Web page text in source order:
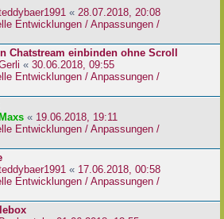
« 28.07.2018, 20:08
Entwicklungen / Anpassungen /
Chatstream einbinden ohne Scroll
« 30.06.2018, 09:55
Entwicklungen / Anpassungen /
Maxs « 19.06.2018, 19:11
Entwicklungen / Anpassungen /
« 17.06.2018, 00:58
Entwicklungen / Anpassungen /